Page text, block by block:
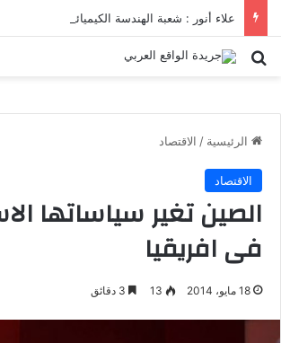
بحث عن
الرئيسية / الاقتصاد
الاقتصاد
الصين تغير سياساتها
فى افريقيا
18 مايو، 2014 13